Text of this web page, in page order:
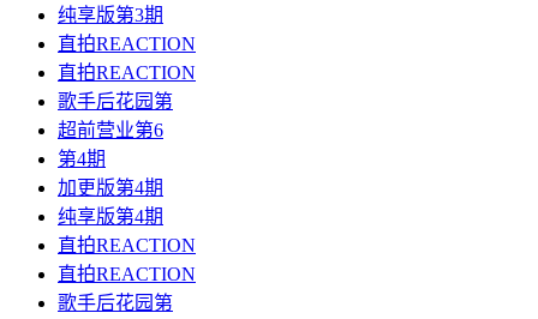
纯享版第3期
直拍REACTION
直拍REACTION
歌手后花园第
超前营业第6
第4期
加更版第4期
纯享版第4期
直拍REACTION
直拍REACTION
歌手后花园第